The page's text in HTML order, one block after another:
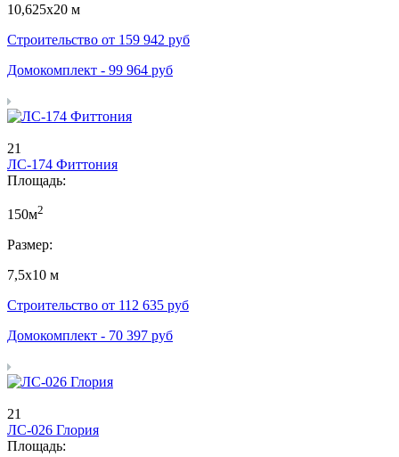
10,625х20 м
Строительство от 159 942 руб
Домокомплект - 99 964 руб
21
ЛС-174 Фиттония
Площадь:
150м2
Размер:
7,5х10 м
Строительство от 112 635 руб
Домокомплект - 70 397 руб
21
ЛС-026 Глория
Площадь: